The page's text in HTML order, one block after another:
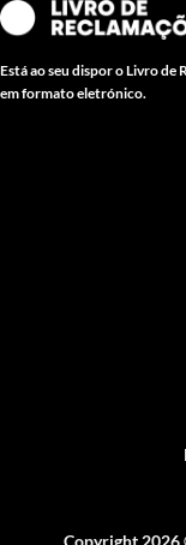
Está ao seu dispor o Livro de
em formato eletrónico.